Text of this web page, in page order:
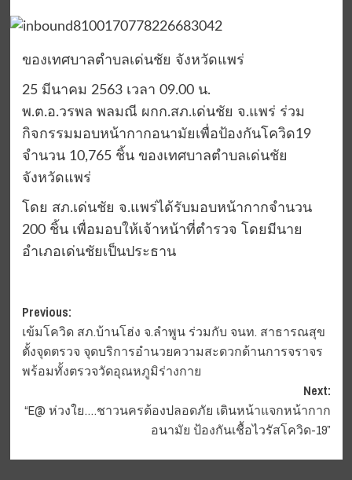
ของเทศบาลตำบลเด่นชัย จังหวัดแพร่
25 มีนาคม 2563 เวลา 09.00 น.
พ.ต.อ.วรพล พลมณี ผกก.สภ.เด่นชัย จ.แพร่ ร่วม
กิจกรรมมอบหน้ากากอนามัยเพื่อป้องกันโควิด19
จำนวน 10,765 ชิ้น ของเทศบาลตำบลเด่นชัย
จังหวัดแพร่
โดย สภ.เด่นชัย จ.แพร่ได้รับมอบหน้ากากจำนวน
200 ชิ้น เพื่อมอบให้เจ้าหน้าที่ตำรวจ โดยมีนาย
อำเภอเด่นชัยเป็นประธาน
Post
navigation
Previous:
เข้มโควิด สภ.บ้านโฮ่ง จ.ลำพูน ร่วมกับ จนท. สาธารณสุข
ตั้งจุดตรวจ จุดบริการอำนวยความสะดวกด้านการจราจร
พร้อมทั้งตรวจวัดอุณหภูมิร่างกาย
Next:
“E@ ห่วงใย….ชาวนครต้องปลอดภัย เดินหน้าแจกหน้ากาก
อนามัย ป้องกันเชื้อไวรัสโควิด-19”